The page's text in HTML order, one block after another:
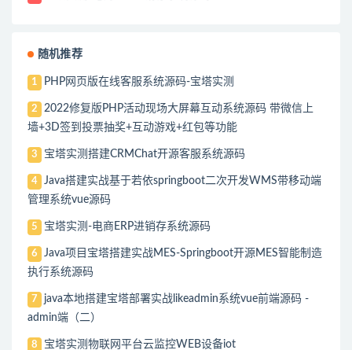
随机推荐
1 PHP网页版在线客服系统源码-宝塔实测
2
2022修复版PHP活动现场大屏幕互动系统源码 带微信上
墙+3D签到投票抽奖+互动游戏+红包等功能
3 宝塔实测搭建CRMChat开源客服系统源码
4
Java搭建实战基于若依springboot二次开发WMS带移动端
管理系统vue源码
5 宝塔实测-电商ERP进销存系统源码
6
Java项目宝塔搭建实战MES-Springboot开源MES智能制造
执行系统源码
7
java本地搭建宝塔部署实战likeadmin系统vue前端源码 -
admin端（二）
8 宝塔实测物联网平台云监控WEB设备iot